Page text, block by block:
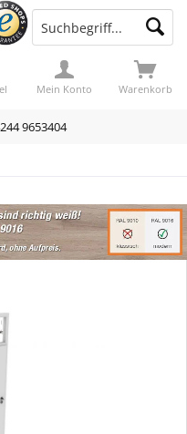
9653404
Warenkorb
Mein Konto